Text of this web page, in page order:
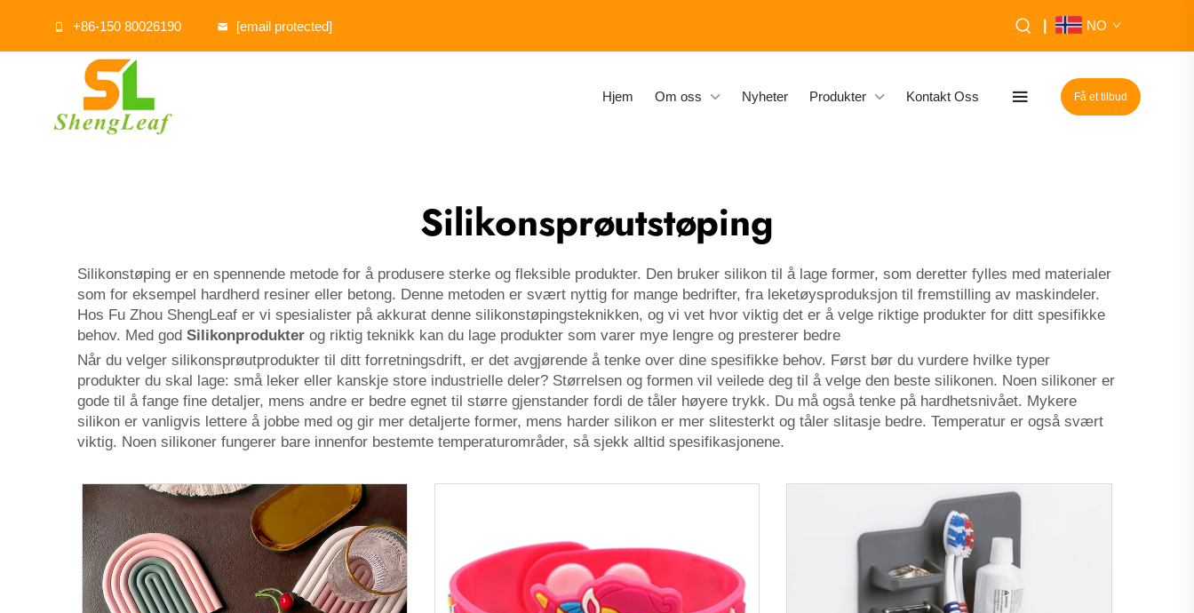
+86-150 80026190 [email protected] NO
Hjem Om oss Nyheter Produkter Kontakt Oss Få et tilbud
Silikonsprøutstøping
Silikonstøping er en spennende metode for å produsere sterke og fleksible produkter. Den bruker silikon til å lage former, som deretter fylles med materialer
som for eksempel hardherd resiner eller betong. Denne metoden er svært nyttig for mange bedrifter, fra leketøysproduksjon til fremstilling av maskindeler.
Hos Fu Zhou ShengLeaf er vi spesialister på akkurat denne silikonstøpingsteknikken, og vi vet hvor viktig det er å velge riktige produkter for ditt spesifikke
behov. Med god Silikonprodukter og riktig teknikk kan du lage produkter som varer mye lengre og presterer bedre
Når du velger silikonsprøutprodukter til ditt forretningsdrift, er det avgjørende å tenke over dine spesifikke behov. Først bør du vurdere hvilke typer
produkter du skal lage: små leker eller kanskje store industrielle deler? Størrelsen og formen vil veilede deg til å velge den beste silikonen. Noen silikoner er
gode til å fange fine detaljer, mens andre er bedre egnet til større gjenstander fordi de tåler høyere trykk. Du må også tenke på hardhetsnivået. Mykere
silikon er vanligvis lettere å jobbe med og gir mer detaljerte former, mens harder silikon er mer slitesterkt og tåler slitasje bedre. Temperatur er også svært
viktig. Noen silikoner fungerer bare innenfor bestemte temperaturområder, så sjekk alltid spesifikasjonene.